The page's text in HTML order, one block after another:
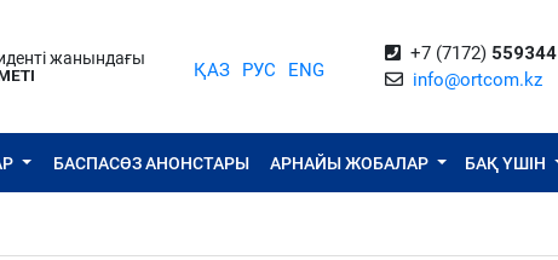
жанындағы
ҚАЗ РУС ENG
+7 (7172) 559344
info@ortcom.kz
БАСПАСӨЗ АНОНСТАРЫ АРНАЙЫ ЖОБАЛАР БАҚ ҮШІН